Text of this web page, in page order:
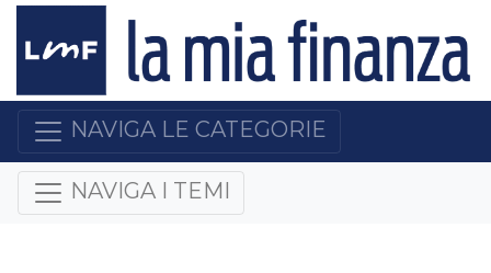
NAVIGA LE CATEGORIE
NAVIGA I TEMI